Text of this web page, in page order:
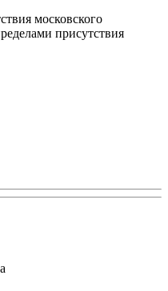
московского
присутствия